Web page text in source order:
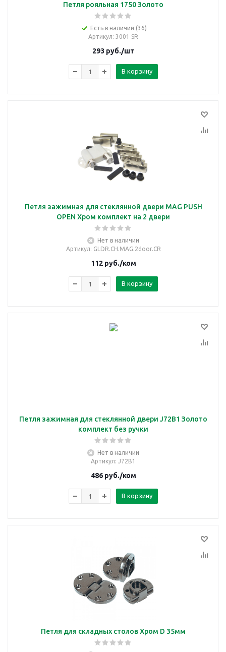
Петля рояльная 1750 Золото
Есть в наличии (36)
Артикул: 3001 SR
293 руб./шт
В корзину
Петля зажимная для стеклянной двери MAG PUSH
OPEN Хром комплект на 2 двери
Нет в наличии
Артикул: GLDR.CH.MAG.2door.CR
112руб./ком
В корзину
Петля зажимная для стеклянной двери J72B1 Золото
комплект без ручки
Нет в наличии
Артикул: J72B1
486руб./ком
В корзину
Петля для складных столов Хром D 35мм